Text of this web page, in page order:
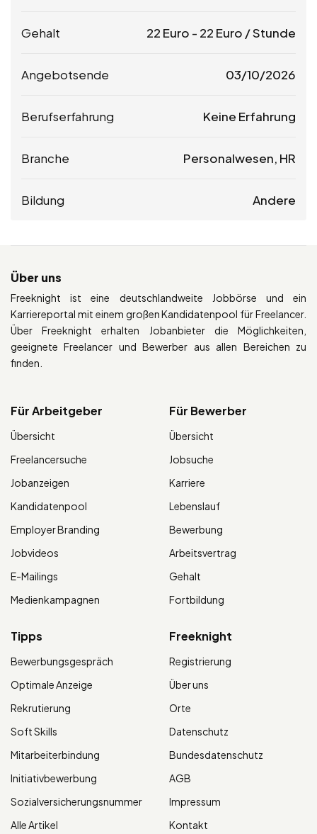
Gehalt 22 Euro - 22 Euro / Stunde
Angebotsende 03/10/2026
Berufserfahrung Keine Erfahrung
Branche Personalwesen, HR
Bildung Andere
Über uns
Freeknight ist eine deutschlandweite Jobbörse und ein
Karriereportal mit einem großen Kandidatenpool für Freelancer.
Über Freeknight erhalten Jobanbieter die Möglichkeiten,
geeignete Freelancer und Bewerber aus allen Bereichen zu
finden.
Für Arbeitgeber
Übersicht
Freelancersuche
Jobanzeigen
Kandidatenpool
Employer Branding
Jobvideos
E-Mailings
Medienkampagnen
Für Bewerber
Übersicht
Jobsuche
Karriere
Lebenslauf
Bewerbung
Arbeitsvertrag
Gehalt
Fortbildung
Tipps
Bewerbungsgespräch
Optimale Anzeige
Rekrutierung
Soft Skills
Mitarbeiterbindung
Initiativbewerbung
Sozialversicherungsnummer
Alle Artikel
Freeknight
Registrierung
Über uns
Orte
Datenschutz
Bundesdatenschutz
AGB
Impressum
Kontakt